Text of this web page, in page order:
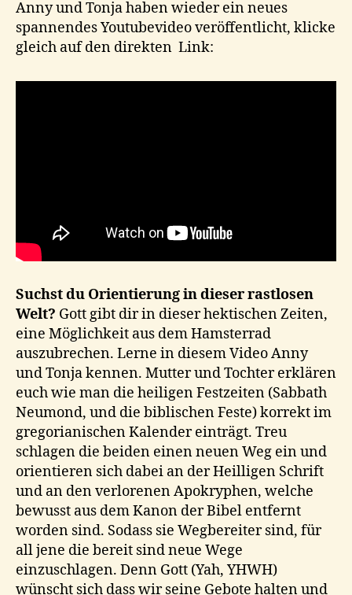
Anny und Tonja haben wieder ein neues
spannendes Youtubevideo veröffentlicht, klicke
gleich auf den direkten Link:
Suchst du Orientierung in dieser rastlosen
Welt? Gott gibt dir in dieser hektischen Zeiten,
eine Möglichkeit aus dem Hamsterrad
auszubrechen. Lerne in diesem Video Anny
und Tonja kennen. Mutter und Tochter erklären
euch wie man die heiligen Festzeiten (Sabbath
Neumond, und die biblischen Feste) korrekt im
gregorianischen Kalender einträgt. Treu
schlagen die beiden einen neuen Weg ein und
orientieren sich dabei an der Heilligen Schrift
und an den verlorenen Apokryphen, welche
bewusst aus dem Kanon der Bibel entfernt
worden sind. Sodass sie Wegbereiter sind, für
all jene die bereit sind neue Wege
einzuschlagen. Denn Gott (Yah, YHWH)
wünscht sich dass wir seine Gebote halten und